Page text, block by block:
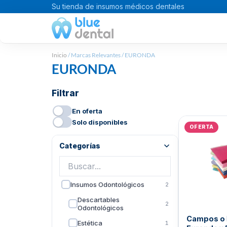
Su tienda de insumos médicos dentales
Inicio / Marcas Relevantes / EURONDA
EURONDA
Filtrar
En oferta
Solo disponibles
Categorías
Insumos Odontológicos 2
Descartables
Odontológicos
2
Estética 1
OFERTA
Campos